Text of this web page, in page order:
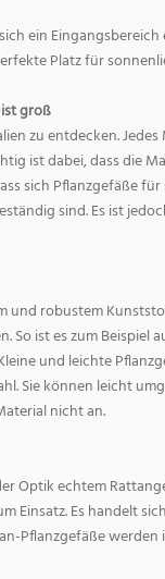
ein
Platz für
groß
zu entdecken.
ist dabei, dass die
sich Pflanzgefäße
sind. Es ist
und robustem
So ist es zum Beispiel
und leichte
Sie können leicht
nicht an.
Optik echtem
Einsatz. Es handelt
Pflanzgefäße